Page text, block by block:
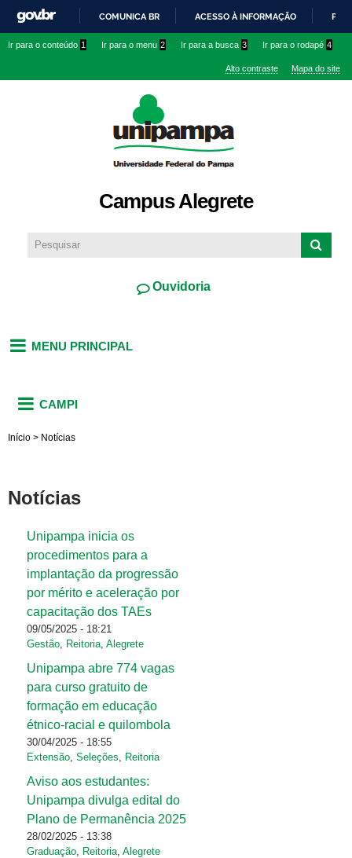
conteúdo
IR
O
COMUNICA BR ACESSO À INFORMAÇÃO
Ir para o conteúdo 1 Ir para o menu 2 Ir para a busca 3 Ir para o rodapé 4
Alto contraste Mapa do site
Campus Alegrete
Ouvidoria
MENU PRINCIPAL
CAMPI
Início > Notícias
Notícias
Unipampa inicia os
procedimentos para a
implantação da progressão
por mérito e aceleração por
capacitação dos TAEs
09/05/2025 - 18:21
Gestão, Reitoria, Alegrete
Unipampa abre 774 vagas
para curso gratuito de
formação em educação
étnico-racial e quilombola
30/04/2025 - 18:55
Extensão, Seleções, Reitoria
Aviso aos estudantes:
Unipampa divulga edital do
Plano de Permanência 2025
28/02/2025 - 13:38
Graduação, Reitoria, Alegrete
Páginas